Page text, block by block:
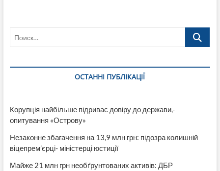
Поиск…
ОСТАННІ ПУБЛІКАЦІЇ
Корупція найбільше підриває довіру до держави,-
опитування «Острову»
Незаконне збагачення на 13,9 млн грн: підозра колишній
віцепрем’єрці- міністерці юстиції
Майже 21 млн грн необґрунтованих активів: ДБР